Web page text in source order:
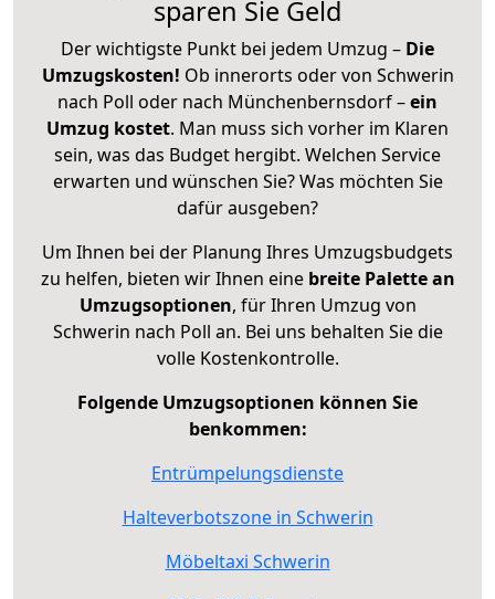
sparen Sie Geld
Der wichtigste Punkt bei jedem Umzug – Die
Umzugskosten! Ob innerorts oder von Schwerin
nach Poll oder nach Münchenbernsdorf –ein
Umzug kostet. Man muss sich vorher im Klaren
sein, was das Budget hergibt. Welchen Service
erwarten und wünschen Sie? Was möchten Sie
dafür ausgeben?
Um Ihnen bei der Planung Ihres Umzugsbudgets
zu helfen, bieten wir Ihnen eine breite Palette an
Umzugsoptionen, für Ihren Umzug von
Schwerin nach Poll an. Bei uns behalten Sie die
volle Kostenkontrolle.
Folgende Umzugsoptionen können Sie
benkommen:
Entrümpelungsdienste
Halteverbotszone in Schwerin
Möbeltaxi Schwerin